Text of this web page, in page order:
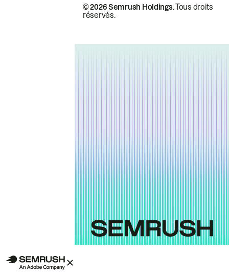
© 2026 Semrush Holdings.Tous droits
réservés.